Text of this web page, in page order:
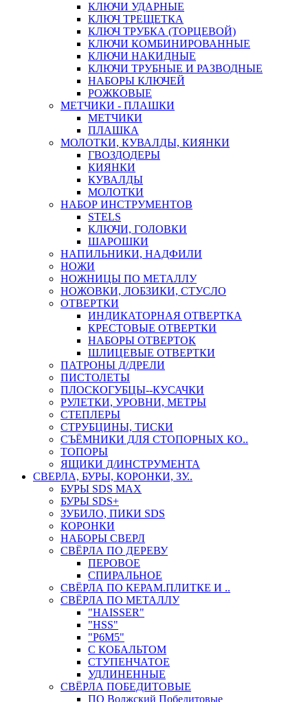
КЛЮЧИ УДАРНЫЕ
КЛЮЧ ТРЕЩЕТКА
КЛЮЧ ТРУБКА (ТОРЦЕВОЙ)
КЛЮЧИ КОМБИНИРОВАННЫЕ
КЛЮЧИ НАКИДНЫЕ
КЛЮЧИ ТРУБНЫЕ И РАЗВОДНЫЕ
НАБОРЫ КЛЮЧЕЙ
РОЖКОВЫЕ
МЕТЧИКИ - ПЛАШКИ
МЕТЧИКИ
ПЛАШКА
МОЛОТКИ, КУВАЛДЫ, КИЯНКИ
ГВОЗДОДЕРЫ
КИЯНКИ
КУВАЛДЫ
МОЛОТКИ
НАБОР ИНСТРУМЕНТОВ
STELS
КЛЮЧИ, ГОЛОВКИ
ШАРОШКИ
НАПИЛЬНИКИ, НАДФИЛИ
НОЖИ
НОЖНИЦЫ ПО МЕТАЛЛУ
НОЖОВКИ, ЛОБЗИКИ, СТУСЛО
ОТВЕРТКИ
ИНДИКАТОРНАЯ ОТВЕРТКА
КРЕСТОВЫЕ ОТВЕРТКИ
НАБОРЫ ОТВЕРТОК
ШЛИЦЕВЫЕ ОТВЕРТКИ
ПАТРОНЫ Д/ДРЕЛИ
ПИСТОЛЕТЫ
ПЛОСКОГУБЦЫ--КУСАЧКИ
РУЛЕТКИ, УРОВНИ, МЕТРЫ
СТЕПЛЕРЫ
СТРУБЦИНЫ, ТИСКИ
СЪЁМНИКИ ДЛЯ СТОПОРНЫХ КО..
ТОПОРЫ
ЯЩИКИ Д/ИНСТРУМЕНТА
СВЕРЛА, БУРЫ, КОРОНКИ, ЗУ..
БУРЫ SDS MAX
БУРЫ SDS+
ЗУБИЛО, ПИКИ SDS
КОРОНКИ
НАБОРЫ СВЕРЛ
СВЁРЛА ПО ДЕРЕВУ
ПЕРОВОЕ
СПИРАЛЬНОЕ
СВЁРЛА ПО КЕРАМ.ПЛИТКЕ И ..
СВЁРЛА ПО МЕТАЛЛУ
"HAISSER"
"HSS"
"Р6М5"
С КОБАЛЬТОМ
СТУПЕНЧАТОЕ
УДЛИНЕННЫЕ
СВЁРЛА ПОБЕДИТОВЫЕ
ПО Волжский Победитовые